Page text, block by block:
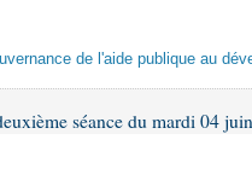
de l'aide publique au
séance du mardi 04